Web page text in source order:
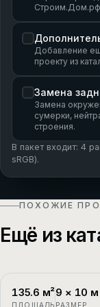
Добавление
проекту из
Замена
Замена
сумерки,
строения.
В пакет входит: 4
sRGB).
ПОХОЖИЕ
Ещё из
П-1
135.6 м²
ПЛОЩАДЬ
9 × 10 м
РАЗМЕР